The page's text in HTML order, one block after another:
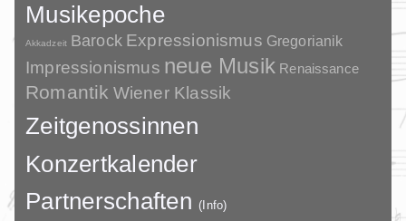
Musikepoche
Akkadzeit Barock Expressionismus Gregorianik
Impressionismus neue Musik Renaissance
Romantik Wiener Klassik
Zeitgenossinnen
Konzertkalender
Partnerschaften(Info)